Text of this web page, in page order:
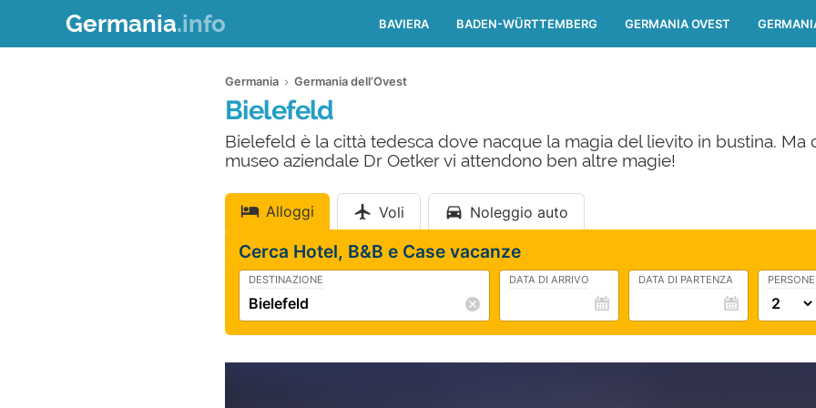
Germania.info BAVIERA BADEN-WÜRTTEMBERG GERMANIA OVEST
Germania Germania dell’Ovest
Bielefeld
Bielefeld è la città tedesca dove nacque la magia del lievito in bustina. Ma
museo aziendale Dr Oetker vi attendono ben altre magie!
Alloggi Voli Noleggio auto
Cerca Hotel, B&B e Case vacanze
DESTINAZIONE DATA DI ARRIVO DATA DI PARTENZA PERSONE